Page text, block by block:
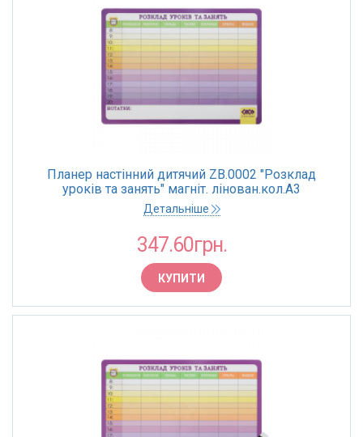
Планер настінний дитячий ZB.0002 "Розклад
уроків та занять" магніт. лінован.кол.А3
42,5х30,5х0,05 см
Детальніше
347.60грн.
КУПИТИ